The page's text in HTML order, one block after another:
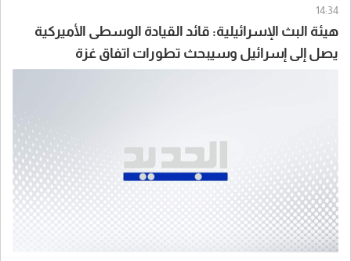
14:34
هيئة البث الإسرائيلية: قائد القيادة الوسطى الأميركية
يصل إلى إسرائيل وسيبحث تطورات اتفاق غزة